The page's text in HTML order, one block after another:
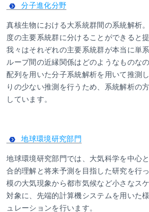
分子進化分野
真核生物における大系統群間の系統解析
度の主要系統群に分けることができると
我々はそれぞれの主要系統群が本当に単
ループ間の近縁関係はどのようなものな
配列を用いた分子系統解析を用いて推測
りの少ない推測を行うため、系統解析の
しています。
地球環境研究部門
地球環境研究部門では、大気科学を中心
合的理解と将来予測を目指した研究を行
模の大気現象から都市気候など小さなス
対象に、先端的計算機システムを用いた
ュレーションを行います。